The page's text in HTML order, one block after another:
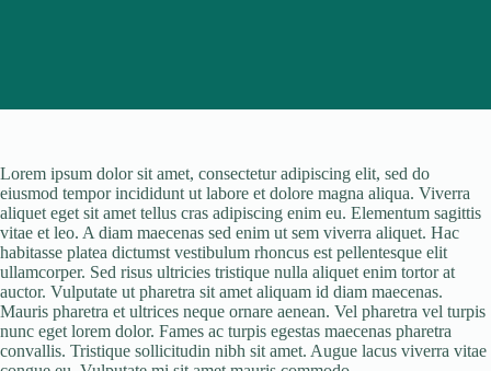
Lorem ipsum dolor sit amet, consectetur adipiscing elit, sed do
eiusmod tempor incididunt ut labore et dolore magna aliqua. Viverra
aliquet eget sit amet tellus cras adipiscing enim eu. Elementum sagittis
vitae et leo. A diam maecenas sed enim ut sem viverra aliquet. Hac
habitasse platea dictumst vestibulum rhoncus est pellentesque elit
ullamcorper. Sed risus ultricies tristique nulla aliquet enim tortor at
auctor. Vulputate ut pharetra sit amet aliquam id diam maecenas.
Mauris pharetra et ultrices neque ornare aenean. Vel pharetra vel turpis
nunc eget lorem dolor. Fames ac turpis egestas maecenas pharetra
convallis. Tristique sollicitudin nibh sit amet. Augue lacus viverra vitae